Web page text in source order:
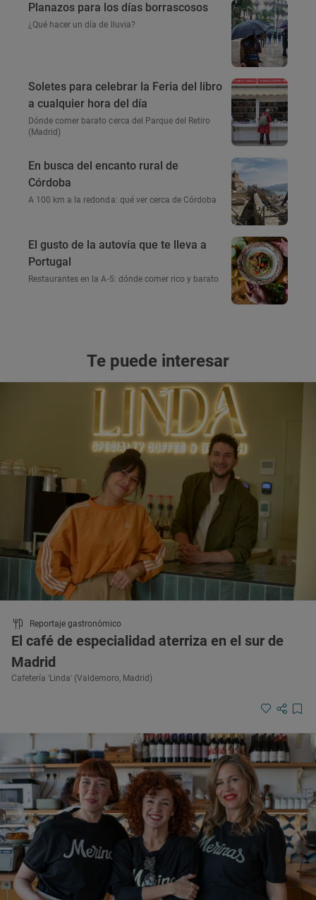
Planazos para los días borrascosos
¿Qué hacer un día de lluvia?
Soletes para celebrar la Feria del libro
a cualquier hora del día
Dónde comer barato cerca del Parque del Retiro
(Madrid)
En busca del encanto rural de
Córdoba
A 100 km a la redonda: qué ver cerca de Córdoba
El gusto de la autovía que te lleva a
Portugal
Restaurantes en la A-5: dónde comer rico y barato
Te puede interesar
Reportaje gastronómico
El café de especialidad aterriza en el sur de
Madrid
Cafetería 'Linda' (Valdemoro, Madrid)